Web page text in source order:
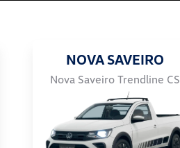
NOVA SAVEIRO
Nova Saveiro Trendline CS